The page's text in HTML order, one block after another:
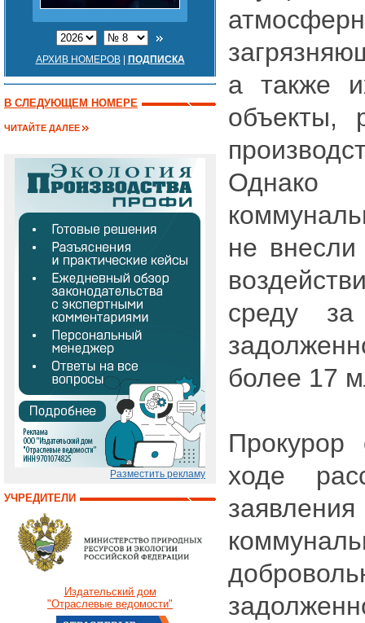
АРХИВ НОМЕРОВ| ПОДПИСКА
В СЛЕДУЮЩЕМ НОМЕРЕ
ЧИТАЙТЕ ДАЛЕЕ
Разместить рекламу
УЧРЕДИТЕЛИ
Издательский дом
"Отраслевые ведомости"
а также
объекты,
не внесли
среду
более 17
ходе